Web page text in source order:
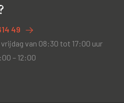
49
van 08:30 tot 17:00 uur
– 12:00